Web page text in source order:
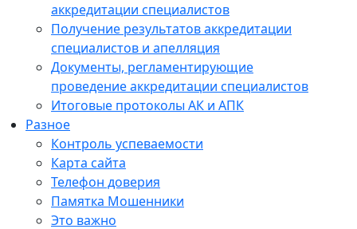
аккредитации специалистов
Получение результатов аккредитации
специалистов и апелляция
Документы, регламентирующие
проведение аккредитации специалистов
Итоговые протоколы АК и АПК
Разное
Контроль успеваемости
Карта сайта
Телефон доверия
Памятка Мошенники
Это важно